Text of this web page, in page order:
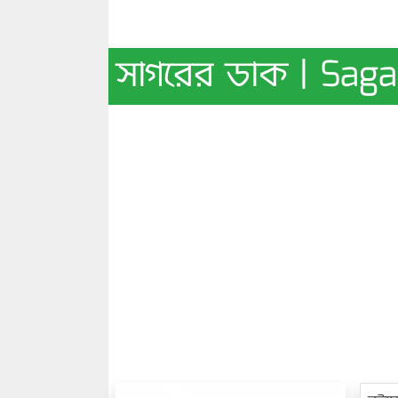
সাগরের ডাক |